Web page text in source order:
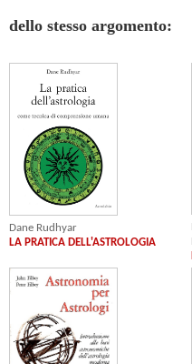
dello stesso argomento:
Dane Rudhyar
LA PRATICA DELL'ASTROLOGIA